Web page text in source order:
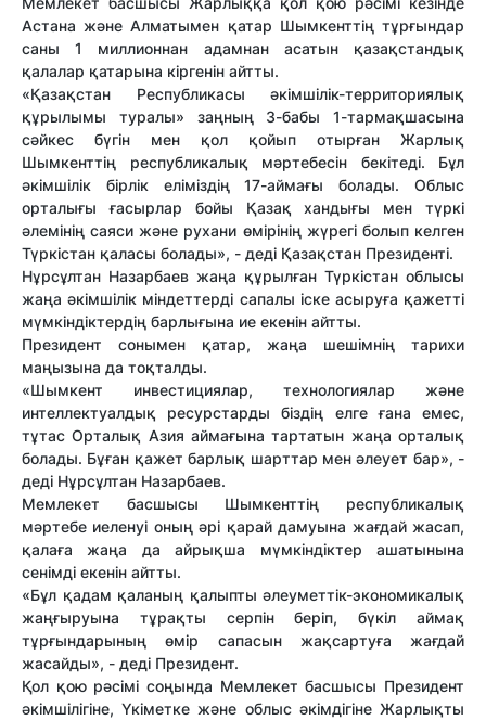
Астана және Алматымен қатар Шымкенттің тұрғындар
саны 1 миллионнан адамнан асатын қазақстандық
қалалар қатарына кіргенін айтты.
«Қазақстан Республикасы әкімшілік-территориялық
құрылымы туралы» заңның 3-бабы 1-тармақшасына
сәйкес бүгін мен қол қойып отырған Жарлық
Шымкенттің республикалық мәртебесін бекітеді. Бұл
әкімшілік бірлік еліміздің 17-аймағы болады. Облыс
орталығы ғасырлар бойы Қазақ хандығы мен түркі
әлемінің саяси және рухани өмірінің жүрегі болып келген
Түркістан қаласы болады», - деді Қазақстан Президенті.
Нұрсұлтан Назарбаев жаңа құрылған Түркістан облысы
жаңа әкімшілік міндеттерді сапалы іске асыруға қажетті
мүмкіндіктердің барлығына ие екенін айтты.
Президент сонымен қатар, жаңа шешімнің тарихи
маңызына да тоқталды.
«Шымкент инвестициялар, технологиялар және
интеллектуалдық ресурстарды біздің елге ғана емес,
тұтас Орталық Азия аймағына тартатын жаңа орталық
болады. Бұған қажет барлық шарттар мен әлеует бар», -
деді Нұрсұлтан Назарбаев.
Мемлекет басшысы Шымкенттің республикалық
мәртебе иеленуі оның әрі қарай дамуына жағдай жасап,
қалаға жаңа да айрықша мүмкіндіктер ашатынына
сенімді екенін айтты.
«Бұл қадам қаланың қалыпты әлеуметтік-экономикалық
жаңғыруына тұрақты серпін беріп, бүкіл аймақ
тұрғындарының өмір сапасын жақсартуға жағдай
жасайды», - деді Президент.
Қол қою рәсімі соңында Мемлекет басшысы Президент
әкімшілігіне, Үкіметке және облыс әкімдігіне Жарлықты